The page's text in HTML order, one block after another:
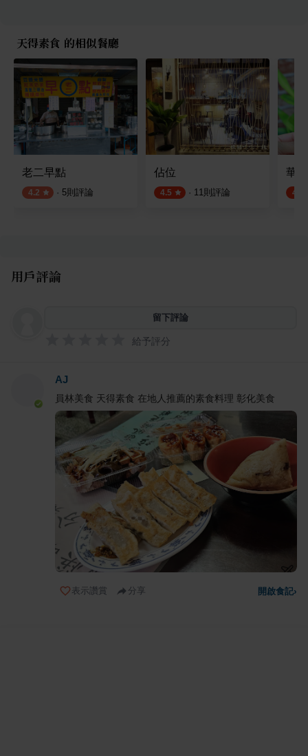
天得素食 的相似餐廳
老二早點
4.2 · 5則評論
佔位
4.5 · 11則評論
華
4.5
用戶評論
留下評論
給予評分
AJ
員林美食 天得素食 在地人推薦的素食料理 彰化美食
表示讚賞 分享 開啟食記›